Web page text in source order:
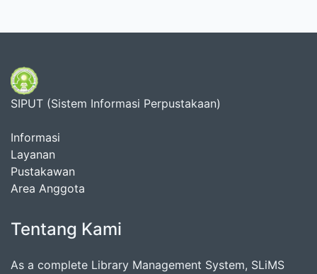
SIPUT (Sistem Informasi Perpustakaan)
Informasi
Layanan
Pustakawan
Area Anggota
Tentang Kami
As a complete Library Management System, SLiMS